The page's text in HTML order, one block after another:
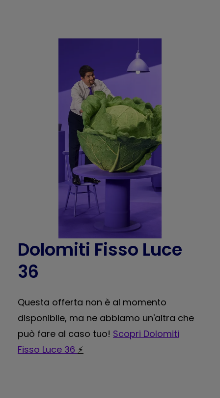
Dolomiti Fisso Luce
36
Questa offerta non è al momento
disponibile, ma ne abbiamo un'altra che
può fare al caso tuo! Scopri Dolomiti
Fisso Luce 36 ⚡